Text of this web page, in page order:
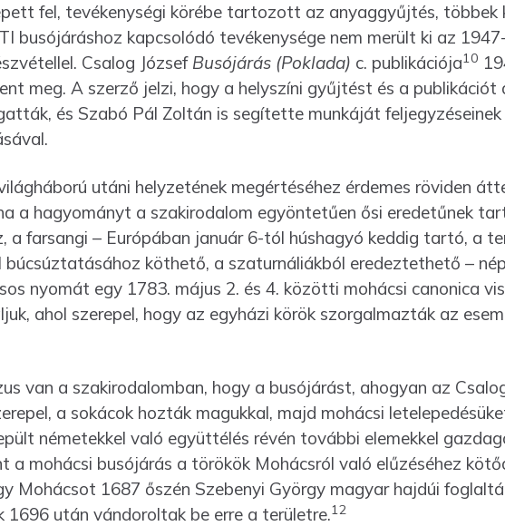
fel, tevékenységi körébe tartozott az anyaggyűjtés,
busójáráshoz kapcsolódó tevékenysége nem merült ki az
Csalog József Busójárás (Poklada) c. publikációja10
meg. A szerző jelzi, hogy a helyszíni gyűjtést és a publikációt
és Szabó Pál Zoltán is segítette munkáját feljegyzéseinek
utáni helyzetének megértéséhez érdemes rövi­den
a hagyományt a szakirodalom egyönte­tűen ősi eredetűnek
a farsangi – Európában január 6-tól húshagyó keddig tartó, a
búcsúz­tatásához köt­he­tő, a szaturnáliákból eredeztethető –
nyomát egy 1783. május 2. és 4. közötti mohácsi canonica
ahol szerepel, hogy az egyházi körök szorgal­mazták az
van a szakirodalomban, hogy a busójárást, ahogyan az
a sokácok hozták magukkal, majd mohá­csi
németekkel való együttélés révén további elemekkel
a mohácsi busójárás a törökök Mohácsról való elűzéséhez
Mohácsot 1687 őszén Szebenyi György magyar hajdúi
1696 után vándoroltak be erre a területre.12